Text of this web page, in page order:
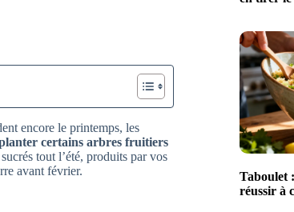
encore le printemps, les
certains arbres fruitiers
tout l’été, produits par vos
avant février.
Taboulet
réussir à